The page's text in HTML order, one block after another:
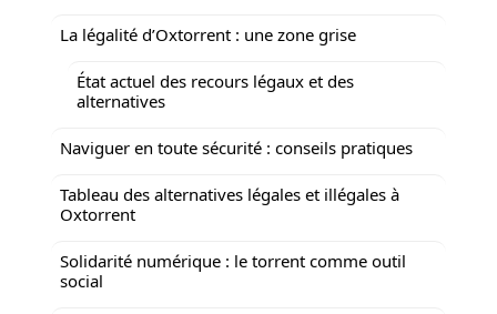
La légalité d’Oxtorrent : une zone grise
État actuel des recours légaux et des
alternatives
Naviguer en toute sécurité : conseils pratiques
Tableau des alternatives légales et illégales à
Oxtorrent
Solidarité numérique : le torrent comme outil
social